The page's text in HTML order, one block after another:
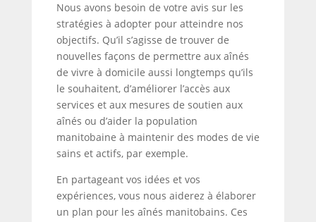
Nous avons besoin de votre avis sur les
stratégies à adopter pour atteindre nos
objectifs. Qu’il s’agisse de trouver de
nouvelles façons de permettre aux aînés
de vivre à domicile aussi longtemps qu’ils
le souhaitent, d’améliorer l’accès aux
services et aux mesures de soutien aux
aînés ou d’aider la population
manitobaine à maintenir des modes de vie
sains et actifs, par exemple.
En partageant vos idées et vos
expériences, vous nous aiderez à élaborer
un plan pour les aînés manitobains. Ces